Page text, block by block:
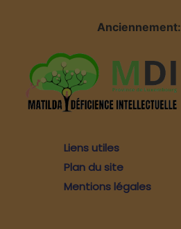
Anciennement:
Liens utiles
Plan du site
Mentions légales